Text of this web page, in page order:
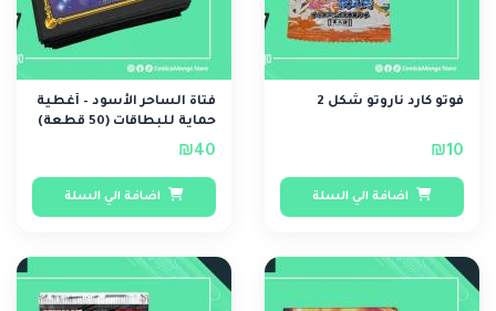
فوتو كارد ناروتو شكل 2
₪10
اضافة الي السلة
فتاة الساحر الأسود – أغطية
حماية للبطاقات (50 قطعة)
₪40
اضافة الي السلة